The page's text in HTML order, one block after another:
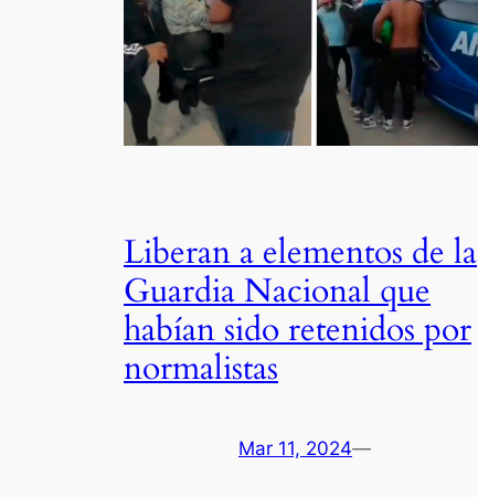
Liberan a elementos de la
Guardia Nacional que
habían sido retenidos por
normalistas
Mar 11, 2024—